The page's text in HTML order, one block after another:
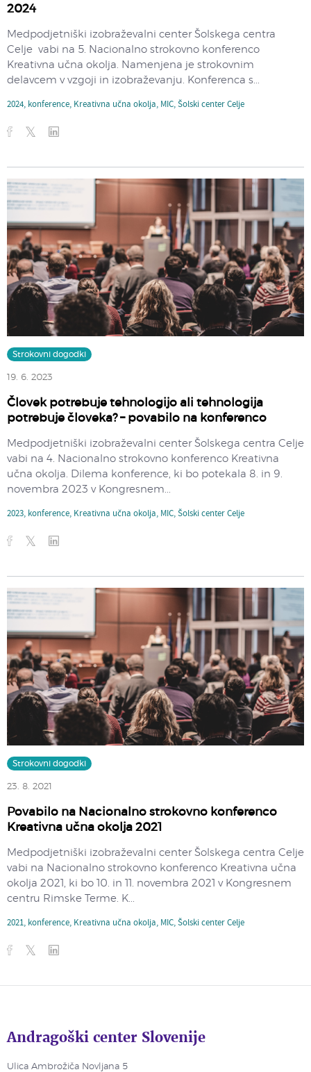
2024
​Medpodjetniški izobraževalni center Šolskega centra
Celje vabi na 5. Nacionalno strokovno konferenco
Kreativna učna okolja. Namenjena je strokovnim
delavcem v vzgoji in izobraževanju. Konferenca s...
2024, konference, Kreativna učna okolja, MIC,Šolski center Celje
Strokovni dogodki
19. 6. 2023
Človek potrebuje tehnologijo ali tehnologija
potrebuje človeka? – povabilo na konferenco
Medpodjetniški izobraževalni center Šolskega centra Celje
vabi na 4. Nacionalno strokovno konferenco Kreativna
učna okolja. Dilema konference, ki bo potekala 8. in 9.
novembra 2023 v Kongresnem...
2023, konference, Kreativna učna okolja, MIC,Šolski center Celje
Strokovni dogodki
23. 8. 2021
Povabilo na Nacionalno strokovno konferenco
Kreativna učna okolja 2021
​Medpodjetniški izobraževalni center Šolskega centra Celje
vabi na Nacionalno strokovno konferenco Kreativna učna
okolja 2021, ki bo 10. in 11. novembra 2021 v Kongresnem
centru Rimske Terme. K...
2021, konference, Kreativna učna okolja, MIC,Šolski center Celje
Andragoški center Slovenije
Ulica Ambrožiča Novljana 5